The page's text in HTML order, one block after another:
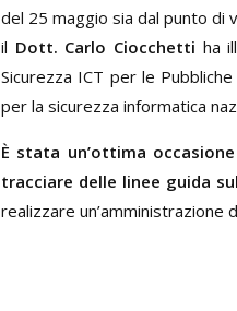
del 25 maggio sia dal punto di
il Dott. Carlo Ciocchetti ha
Sicurezza ICT per le
per la sicurezza informatica
È stata un’ottima
tracciare delle linee guida
realizzare un’amministrazione